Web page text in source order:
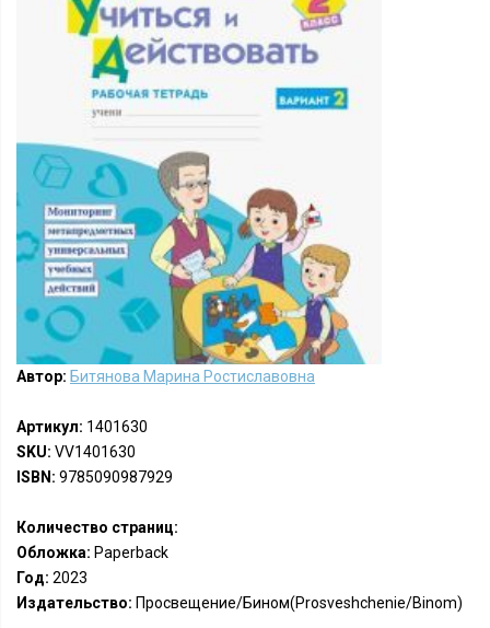
Автор: Битянова Марина Ростиславовна
Артикул: 1401630
SKU: VV1401630
ISBN: 9785090987929
Количество страниц:
Обложка: Paperback
Год: 2023
Издательство: Просвещение/Бином(Prosveshchenie/Binom)